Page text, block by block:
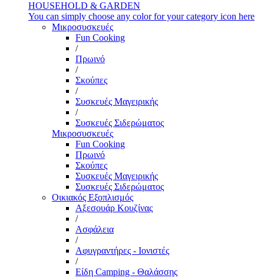
HOUSEHOLD & GARDEN
You can simply choose any color for your category icon here
Μικροσυσκευές
Fun Cooking
/
Πρωινό
/
Σκούπες
/
Συσκευές Μαγειρικής
/
Συσκευές Σιδερώματος
Μικροσυσκευές
Fun Cooking
Πρωινό
Σκούπες
Συσκευές Μαγειρικής
Συσκευές Σιδερώματος
Οικιακός Εξοπλισμός
Αξεσουάρ Κουζίνας
/
Ασφάλεια
/
Αφυγραντήρες - Ιονιστές
/
Είδη Camping - Θαλάσσης